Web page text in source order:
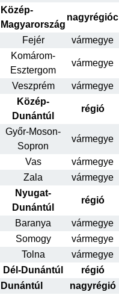
Közép-
Magyarország
nagyrégióc
Fejér vármegye
Komárom-
Esztergom
vármegye
Veszprém vármegye
Közép-
Dunántúl
régió
Győr-Moson-
Sopron
vármegye
Vas vármegye
Zala
vármegye
Nyugat-
Dunántúl
régió
Baranya vármegye
Somogy
vármegye
Tolna
vármegye
Dél-Dunántúl
régió
Dunántúl
nagyrégió